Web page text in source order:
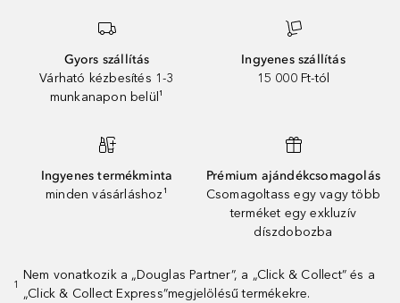
Gyors szállítás
Várható kézbesítés 1-3
munkanapon belül¹
Ingyenes szállítás
15 000 Ft-tól
Ingyenes termékminta
minden vásárláshoz¹
Prémium ajándékcsomagolás
Csomagoltass egy vagy több
terméket egy exkluzív
díszdobozba
1
Nem vonatkozik a „Douglas Partner”, a „Click & Collect” és a
„Click & Collect Express”megjelölésű termékekre.